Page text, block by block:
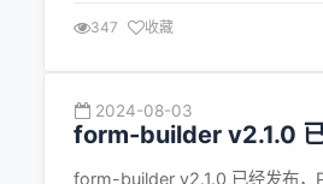
config.ajax.deleteSu...
347 收藏
2024-08-03
form-builder v2.1.0
form-builder v2.1.0 已经发布，